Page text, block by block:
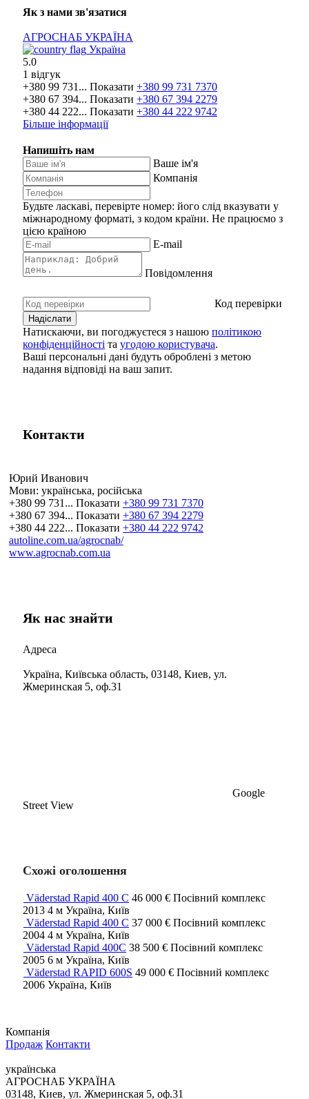
Як з нами зв'язатися
АГРОСНАБ УКРАЇНА
Україна
5.0
1 відгук
+380 99 731... Показати +380 99 731 7370
+380 67 394... Показати +380 67 394 2279
+380 44 222... Показати +380 44 222 9742
Більше інформації
Напишіть нам
Ваше ім'я
Компанія
Будьте ласкаві, перевірте номер: його слід вказувати у
міжнародному форматі, з кодом країни. Не працюємо з
цією країною
E-mail
Повідомлення
Код перевірки
Натискаючи, ви погоджуєтеся з нашою політикою
конфіденційності та угодою користувача.
Ваші персональні дані будуть оброблені з метою
надання відповіді на ваш запит.
Контакти
Юрий Иванович
Мови: українська, російська
+380 99 731... Показати +380 99 731 7370
+380 67 394... Показати +380 67 394 2279
+380 44 222... Показати +380 44 222 9742
autoline.com.ua/agrocnab/
www.agrocnab.com.ua
Як нас знайти
Адреса
Україна, Київська область, 03148, Киев, ул.
Жмеринская 5, оф.31
Google
Street View
Схожі оголошення
Väderstad Rapid 400 C 46 000 € Посівний комплекс
2013 4 м Україна, Київ
Väderstad Rapid 400 C 37 000 € Посівний комплекс
2004 4 м Україна, Київ
Väderstad Rapid 400C 38 500 € Посівний комплекс
2005 6 м Україна, Київ
Väderstad RAPID 600S 49 000 € Посівний комплекс
2006 Україна, Київ
Компанія
Продаж Контакти
українська
АГРОСНАБ УКРАЇНА
03148, Киев, ул. Жмеринская 5, оф.31